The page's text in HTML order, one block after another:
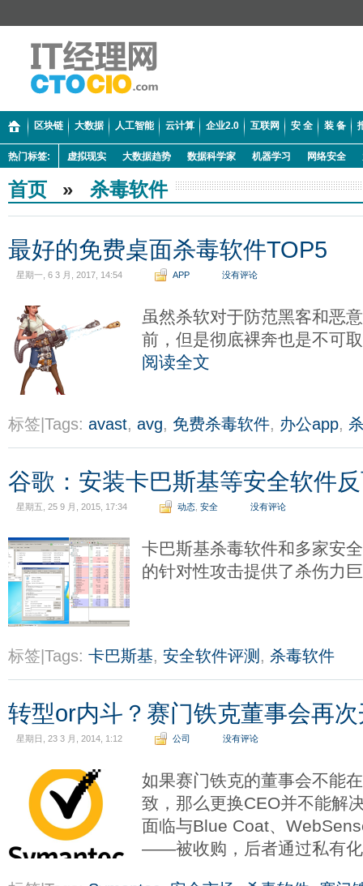
区块链 大数据 人工智能 云计算 企业2.0 互联网 安 全 装 备
热门标签: 虚拟现实 大数据趋势 数据科学家 机器学习 网络安全
首页 » 杀毒软件
最好的免费桌面杀毒软件TOP5
星期一, 6 3 月, 2017, 14:54 APP 没有评论
虽然杀软对于防范黑客和恶
前，但是彻底裸奔也是不可
阅读全文
标签|Tags: avast, avg, 免费杀毒软件, 办公app,
谷歌：安装卡巴斯基等安全软件
星期五, 25 9 月, 2015, 17:34 动态 安全 没有评论
卡巴斯基杀毒软件和多家安
的针对性攻击提供了杀伤力
标签|Tags: 卡巴斯基, 安全软件评测 , 杀毒软件
转型or内斗？赛门铁克董事会再
星期日, 23 3 月, 2014, 1:12 公司 没有评论
如果赛门铁克的董事会不能
致，那么更换CEO并不能解
面临与Blue Coat、
——被收购，后者通过私有